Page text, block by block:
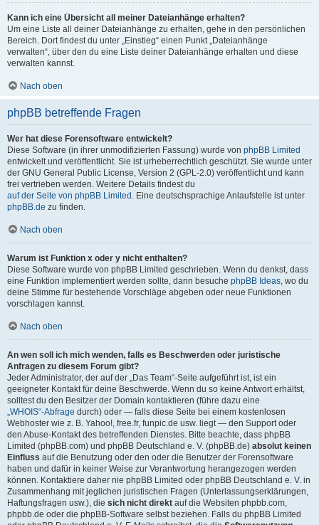
Kann ich eine Übersicht all meiner Dateianhänge erhalten?
Um eine Liste all deiner Dateianhänge zu erhalten, gehe in den persönlichen
Bereich. Dort findest du unter „Einstieg“ einen Punkt „Dateianhänge
verwalten“, über den du eine Liste deiner Dateianhänge erhalten und diese
verwalten kannst.
Nach oben
phpBB betreffende Fragen
Wer hat diese Forensoftware entwickelt?
Diese Software (in ihrer unmodifizierten Fassung) wurde von phpBB Limited
entwickelt und veröffentlicht. Sie ist urheberrechtlich geschützt. Sie wurde unter
der GNU General Public License, Version 2 (GPL-2.0) veröffentlicht und kann
frei vertrieben werden. Weitere Details findest du
auf der Seite von phpBB Limited . Eine deutschsprachige Anlaufstelle ist unter
phpBB.de zu finden.
Nach oben
Warum ist Funktion x oder y nicht enthalten?
Diese Software wurde von phpBB Limited geschrieben. Wenn du denkst, dass
eine Funktion implementiert werden sollte, dann besuche phpBB Ideas, wo du
deine Stimme für bestehende Vorschläge abgeben oder neue Funktionen
vorschlagen kannst.
Nach oben
An wen soll ich mich wenden, falls es Beschwerden oder juristische
Anfragen zu diesem Forum gibt?
Jeder Administrator, der auf der „Das Team“-Seite aufgeführt ist, ist ein
geeigneter Kontakt für deine Beschwerde. Wenn du so keine Antwort erhältst,
solltest du den Besitzer der Domain kontaktieren (führe dazu eine
„WHOIS“-Abfrage durch) oder — falls diese Seite bei einem kostenlosen
Webhoster wie z. B. Yahoo!, free.fr, funpic.de usw. liegt — den Support oder
den Abuse-Kontakt des betreffenden Dienstes. Bitte beachte, dass phpBB
Limited (phpBB.com) und phpBB Deutschland e. V. (phpBB.de) absolut keinen
Einfluss auf die Benutzung oder den oder die Benutzer der Forensoftware
haben und dafür in keiner Weise zur Verantwortung herangezogen werden
können. Kontaktiere daher nie phpBB Limited oder phpBB Deutschland e. V. in
Zusammenhang mit jeglichen juristischen Fragen (Unterlassungserklärungen,
Haftungsfragen usw.), die sich nicht direkt auf die Websiten phpbb.com,
phpbb.de oder die phpBB-Software selbst beziehen. Falls du phpBB Limited